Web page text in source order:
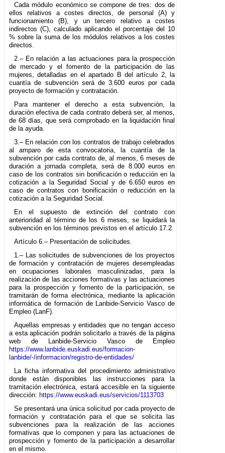
Cada módulo económico se compone de tres: dos de
ellos relativos a costes directos, de personal (A) y
funcionamiento (B), y un tercero relativo a costes
indirectos (C), calculado aplicando el porcentaje del 10
% sobre la suma de los módulos relativos a los costes
directos.
2.– En relación a las actuaciones para la prospección
de mercado y el fomento de la participación de las
mujeres, detalladas en el apartado B del artículo 2, la
cuantía de subvención será de 3.600 euros por cada
proyecto de formación y contratación.
Para mantener el derecho a esta subvención, la
duración efectiva de cada contrato deberá ser, al menos,
de 68 días, que será comprobado en la liquidación final
de la ayuda.
3.– En relación con los contratos de trabajo celebrados
al amparo de esta convocatoria, la cuantía de la
subvención por cada contrato de, al menos, 6 meses de
duración a jornada completa, será de 8.000 euros en
caso de los contratos sin bonificación o reducción en la
cotización a la Seguridad Social y de 6.650 euros en
caso de contratos con bonificación o reducción en la
cotización a la Seguridad Social.
En el supuesto de extinción del contrato con
anterioridad al término de los 6 meses, se liquidará la
subvención en los términos previstos en el artículo 17.2.
Artículo 6.– Presentación de solicitudes.
1.– Las solicitudes de subvenciones de los proyectos
de formación y contratación de mujeres desempleadas
en ocupaciones laborales masculinizadas, para la
realización de las acciones formativas y las actuaciones
para la prospección y fomento de la participación, se
tramitarán de forma electrónica, mediante la aplicación
informática de formación de Lanbide-Servicio Vasco de
Empleo (LanF).
Aquellas empresas y entidades que no tengan acceso
a esta aplicación podrán solicitarlo a través de la página
web de Lanbide-Servicio Vasco de Empleo
https://www.lanbide.euskadi.eus/formacion-
lanbide/-/informacion/registro-de-entidades/
La ficha informativa del procedimiento administrativo
donde están disponibles las instrucciones para la
tramitación electrónica, estará accesible en la siguiente
dirección: https://www.euskadi.eus/servicios/1113703
Se presentará una única solicitud por cada proyecto de
formación y contratación para el que se solicita las
subvenciones para la realización de las acciones
formativas que lo componen y para las actuaciones de
prospección y fomento de la participación a desarrollar
en el mismo.